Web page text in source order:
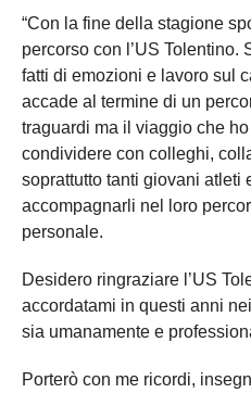
“Con la fine della stagione
percorso con l’US Tolentino.
fatti di emozioni e lavoro sul
accade al termine di un
traguardi ma il viaggio che
condividere con colleghi,
soprattutto tanti giovani atleti
accompagnarli nel loro
personale.
Desidero ringraziare l’US
accordatami in questi anni
sia umanamente e
Porterò con me ricordi,